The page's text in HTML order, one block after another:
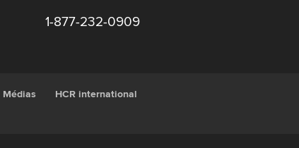
1-877-232-0909
Médias
HCR international